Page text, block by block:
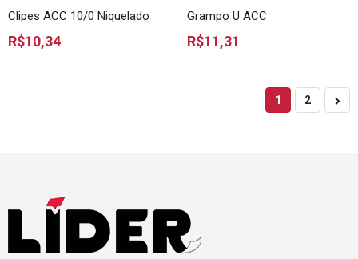
Clipes ACC 10/0 Niquelado
R$10,34
Grampo U ACC
R$11,31
1 2